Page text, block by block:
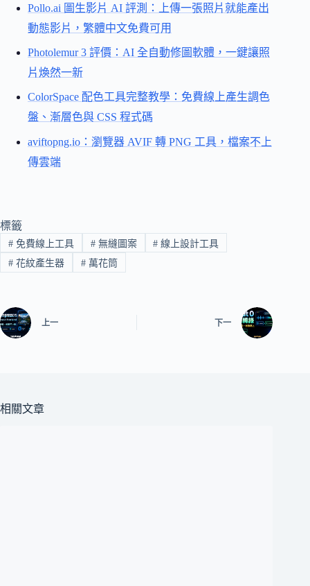
Pollo.ai 圖生影片 AI 評測：上傳一張照片就能產出
動態影片，繁體中文免費可用
Photolemur 3 評價：AI 全自動修圖軟體，一鍵讓照
片煥然一新
ColorSpace 配色工具完整教學：免費線上產生調色
盤、漸層色與 CSS 程式碼
aviftopng.io：瀏覽器 AVIF 轉 PNG 工具，檔案不上
傳雲端
標籤
#免費線上工具 #無縫圖案 # 線上設計工具
#花紋產生器 #萬花筒
上一 下一
相關文章